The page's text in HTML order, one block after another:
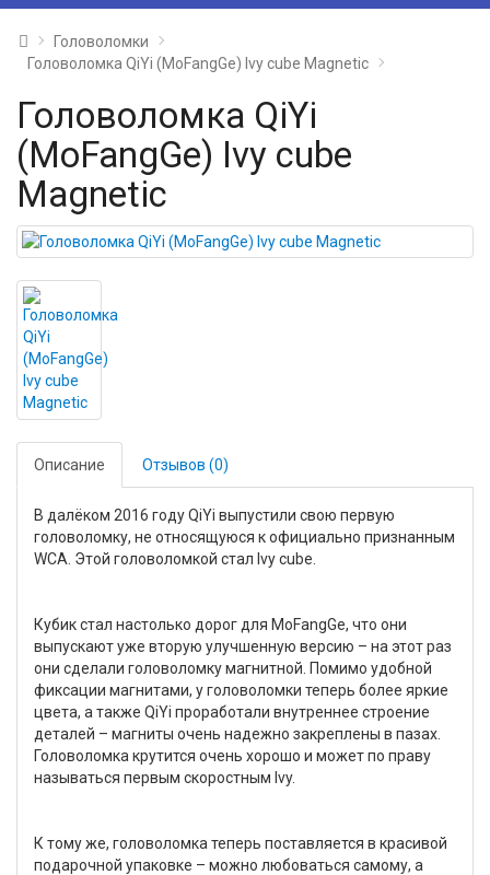
Головоломки
Головоломка QiYi (MoFangGe) Ivy cube Magnetic
Головоломка QiYi
(MoFangGe) Ivy cube
Magnetic
Описание Отзывов (0)
В далёком 2016 году QiYi выпустили свою первую
головоломку, не относящуюся к официально признанным
WCA. Этой головоломкой стал Ivy cube.
Кубик стал настолько дорог для MoFangGe, что они
выпускают уже вторую улучшенную версию – на этот раз
они сделали головоломку магнитной. Помимо удобной
фиксации магнитами, у головоломки теперь более яркие
цвета, а также QiYi проработали внутреннее строение
деталей – магниты очень надежно закреплены в пазах.
Головоломка крутится очень хорошо и может по праву
называться первым скоростным Ivy.
К тому же, головоломка теперь поставляется в красивой
подарочной упаковке – можно любоваться самому, а